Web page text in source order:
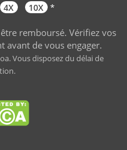
4X 10X *
remboursé. Vérifiez vos
avant de vous engager.
Vous disposez du délai de